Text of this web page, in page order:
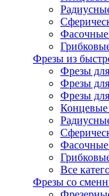
Фрезы из
Фрезы
Фрезы
Фрезы
Все
Фрезы со